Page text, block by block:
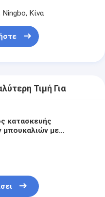
Κίνα
Τιμή Για
κατασκευής
μπουκαλιών με
δέσμης της